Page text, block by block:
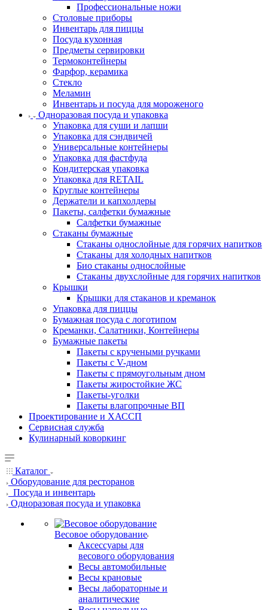
Профессиональные ножи
Столовые приборы
Инвентарь для пиццы
Посуда кухонная
Предметы сервировки
Термоконтейнеры
Фарфор, керамика
Стекло
Меламин
Инвентарь и посуда для мороженого
Одноразовая посуда и упаковка
Упаковка для суши и лапши
Упаковка для сэндвичей
Универсальные контейнеры
Упаковка для фастфуда
Кондитерская упаковка
Упаковка для RETAIL
Круглые контейнеры
Держатели и капхолдеры
Пакеты, салфетки бумажные
Салфетки бумажные
Стаканы бумажные
Стаканы однослойные для горячих напитков
Стаканы для холодных напитков
Био стаканы однослойные
Стаканы двухслойные для горячих напитков
Крышки
Крышки для стаканов и креманок
Упаковка для пиццы
Бумажная посуда с логотипом
Креманки, Салатники, Контейнеры
Бумажные пакеты
Пакеты с кручеными ручками
Пакеты с V-дном
Пакеты с прямоугольным дном
Пакеты жиростойкие ЖС
Пакеты-уголки
Пакеты влагопрочные ВП
Проектирование и ХАССП
Сервисная служба
Кулинарный коворкинг
Каталог
Оборудование для ресторанов
Посуда и инвентарь
Одноразовая посуда и упаковка
Весовое оборудование
Аксессуары для
весового оборудования
Весы автомобильные
Весы крановые
Весы лабораторные и
аналитические